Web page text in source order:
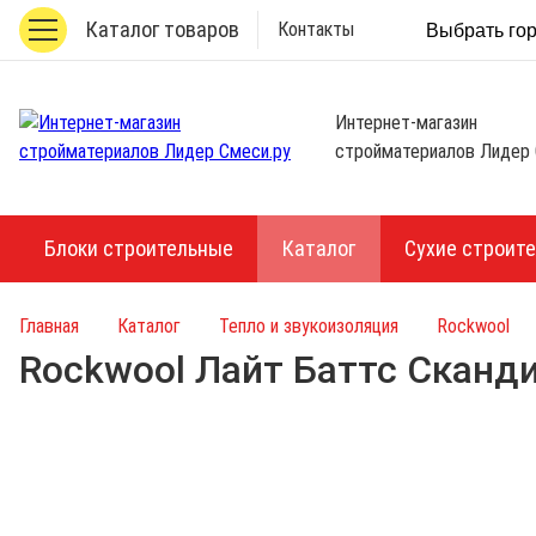
Каталог товаров Контакты Выбрать
Интернет-магазин
стройматериалов Лидер
Блоки строительные Каталог Сухие
Главная Каталог Тепло и звукоизоляция Rockwool
Rockwool Лайт Баттс